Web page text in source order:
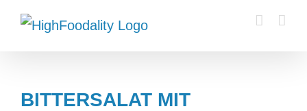
Zum
Inhalt
BITTERSALAT MIT